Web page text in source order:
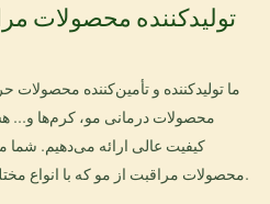
تولیدکننده محصولات
ما تولیدکننده و تأمین‌کننده محصولات
محصولات درمانی مو، کرم‌ها و...
محصولات مراقبت از مو که با انواع مختلف مو سازگار هستند، انتخاب کنید.